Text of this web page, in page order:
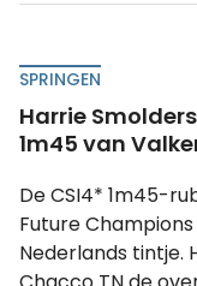
SPRINGEN
Harrie
1m45 van
De CSI4* 1m45-
Future
Nederlands tintje.